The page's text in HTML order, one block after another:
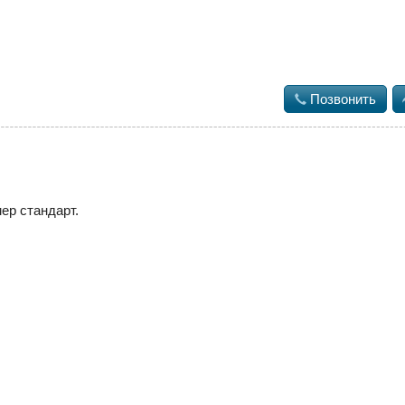
 Позвонить
стандарт.